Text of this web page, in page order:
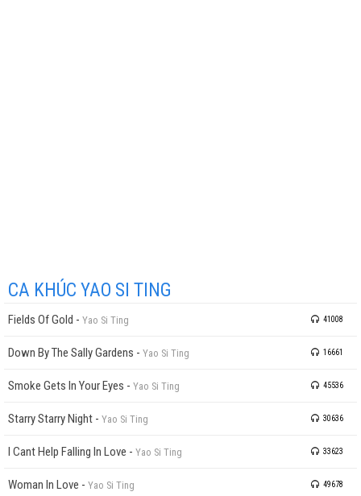
CA KHÚC YAO SI TING
Fields Of Gold - Yao Si Ting 41008
Down By The Sally Gardens - Yao Si Ting 16661
Smoke Gets In Your Eyes - Yao Si Ting 45536
Starry Starry Night - Yao Si Ting 30636
I Cant Help Falling In Love - Yao Si Ting 33623
Woman In Love - Yao Si Ting 49678